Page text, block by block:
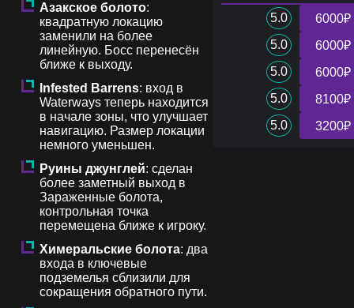
Азакское болото:
квадратную локацию
заменили на более
линейную. Босс перенесён
ближе к выходу.
Infested Barrens: вход в
Waterways теперь находится
в начале зоны, что улучшает
навигацию. Размер локации
немного уменьшен.
Руины джунглей: сделан
более заметный выход в
Зараженные болота,
контрольная точка
перемещена ближе к игроку.
Химеральские болота: два
входа в ключевые
подземелья сблизили для
сокращения обратного пути.
5.0
6000₽
5.0
6000₽
5.0
6000₽
5.0
8100₽
5.0
3200₽